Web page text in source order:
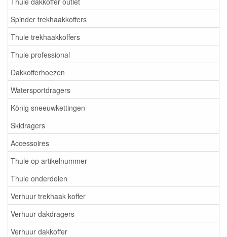
Spinder trekhaakkoffers
Thule trekhaakkoffers
Thule professional
Dakkofferhoezen
Watersportdragers
König sneeuwkettingen
Skidragers
Accessoires
Thule op artikelnummer
Thule onderdelen
Verhuur trekhaak koffer
Verhuur dakdragers
Verhuur dakkoffer